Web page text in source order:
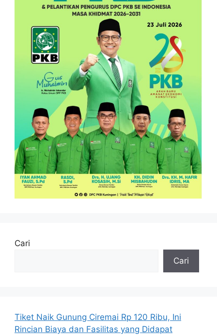
Cari
Cari
Tiket Naik Gunung Ciremai Rp 120 Ribu, Ini
Rincian Biaya dan Fasilitas yang Didapat